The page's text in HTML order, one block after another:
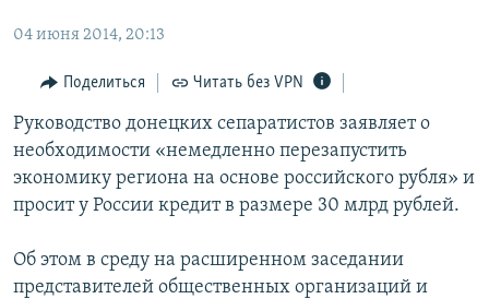
главной
Вернутся
поиску
11 ЛЕТ ОККУПАЦИИ КРЫМА. 11 ИСТОРИЙ СОПРОТИВЛЕНИЯ
ЕЩЕ
ИНТЕРАКТИВ
ИНФОГРАФИКА
ТЕЛЕПРОЕКТ КРЫМ.РЕАЛИИ
СОВЕТЫ ПРАВОЗАЩИТНИКОВ
ПОБЕДИТЕЛЕЙ НЕ СУДЯТ?
РАДІО СВОБОДА
КАК ОБОЙТИ БЛОКИРОВКУ
Українською
Qırımtatar
ПРИСОЕДИНЯЙТЕСЬ!
04 июня 2014, 20:13
Поделиться Читать без VPN
Руководство донецких сепаратистов заявляет о
необходимости «немедленно перезапустить
экономику региона на основе российского рубля» и
просит у России кредит в размере 30 млрд рублей.
Об этом в среду на расширенном заседании
представителей общественных организаций и